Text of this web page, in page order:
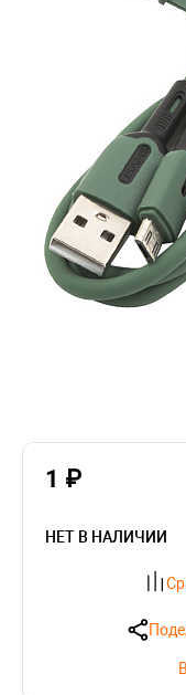
1 ₽
НЕТ В НАЛИЧИИ